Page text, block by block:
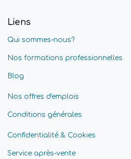
Liens
Qui sommes-nous?
Nos formations professionnelles
Blog
Nos offres d'emplois
Conditions générales
Confidentialité & Cookies
Service après-vente